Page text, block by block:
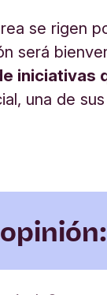
se rigen
será
iniciativas
una de